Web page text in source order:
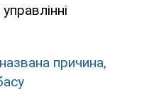
причина,